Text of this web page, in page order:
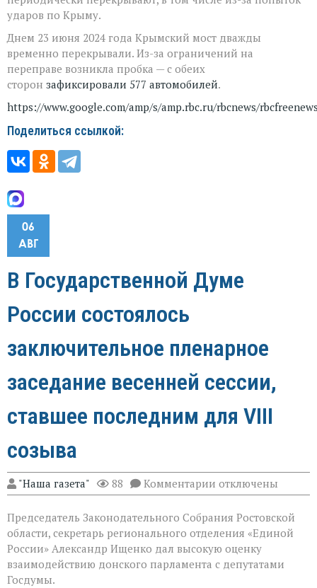
ударов по Крыму.
Днем 23 июня 2024 года Крымский мост дважды
временно перекрывали. Из-за ограничений на
переправе возникла пробка — с обеих
сторон зафиксировали 577 автомобилей.
https://www.google.com/amp/s/amp.rbc.ru/rbcnews/
Поделиться ссылкой:
06
АВГ
В Государственной Думе
России состоялось
заключительное пленарное
заседание весенней сессии,
ставшее последним для VIII
созыва
"Наша газета" 88 Комментарии к
записи
Государственной
Думе
состоялось
заключительное
отключены
Председатель Законодательного Собрания Ростовской
области, секретарь регионального отделения «Единой
России» Александр Ищенко дал высокую оценку
взаимодействию донского парламента с депутатами
Госдумы.